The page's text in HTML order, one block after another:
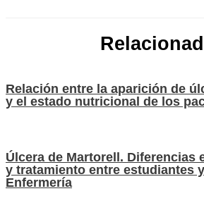
Relación entre la aparición de
y el estado nutricional de los
Úlcera de Martorell. Diferencias
y tratamiento entre estudiantes
Enfermería